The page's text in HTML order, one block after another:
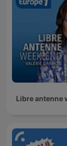
Libre antenne